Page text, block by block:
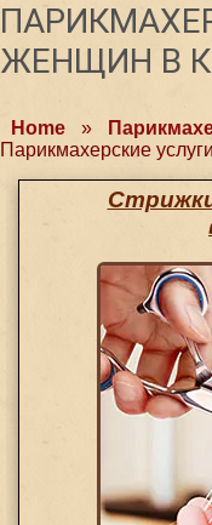
ЖЕНЩИН В
Home »
Парикмахерские